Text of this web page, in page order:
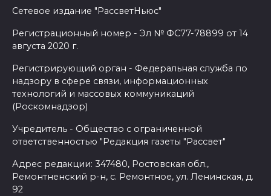
Сетевое издание "РассветНьюс"
Регистрационный номер - Эл № ФС77-78899 от 14
августа 2020 г.
Регистрирующий орган - Федеральная служба по
надзору в сфере связи, информационных
технологий и массовых коммуникаций
(Роскомнадзор)
Учредитель - Общество с ограниченной
ответственностью "Редакция газеты "Рассвет"
Адрес редакции: 347480, Ростовская обл.,
Ремонтненский р-н, с. Ремонтное, ул. Ленинская, д.
92